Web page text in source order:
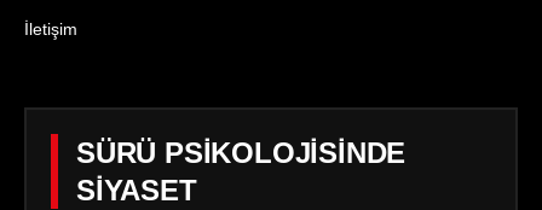
İletişim
SÜRÜ PSİKOLOJİSİNDE
SİYASET